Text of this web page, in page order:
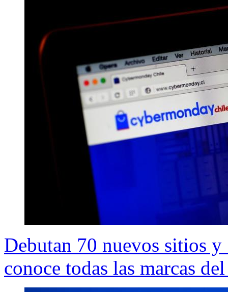
Debutan 70 nuevos sitios
conoce todas las marcas